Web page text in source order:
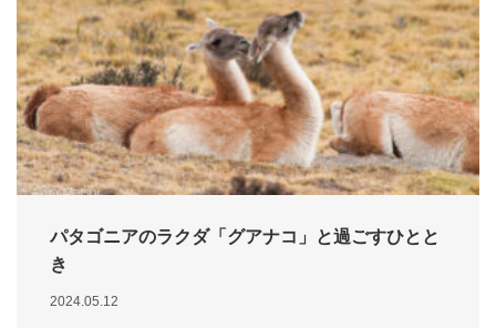
パタゴニアのラクダ「グアナコ」と過ごすひとと
き
2024.05.12